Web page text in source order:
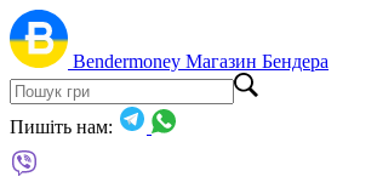
Bendermoney Магазин Бендера
Пишіть нам: